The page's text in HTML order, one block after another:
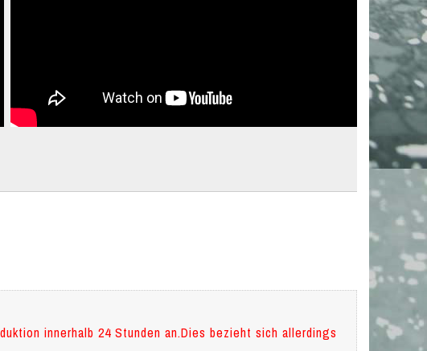
innerhalb 24 Stunden an.Dies bezieht sich allerdings